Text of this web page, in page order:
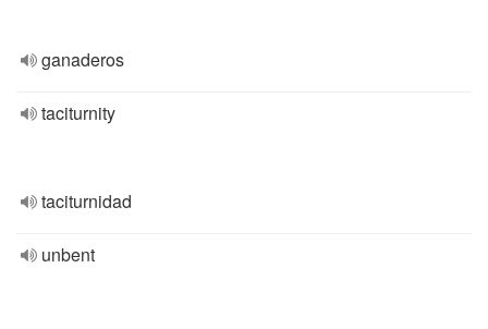
ganaderos
taciturnity
taciturnidad
unbent